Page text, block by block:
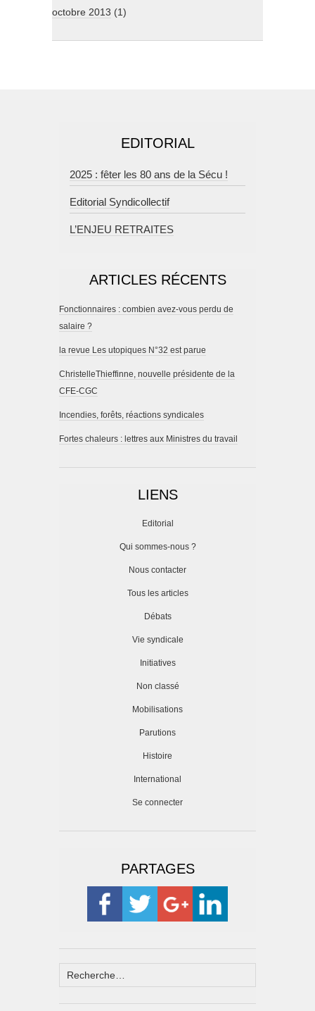
octobre 2013 (1)
EDITORIAL
2025 : fêter les 80 ans de la Sécu !
Editorial Syndicollectif
L’ENJEU RETRAITES
ARTICLES RÉCENTS
Fonctionnaires : combien avez-vous perdu de
salaire ?
la revue Les utopiques N°32 est parue
ChristelleThieffinne, nouvelle présidente de la
CFE-CGC
Incendies, forêts, réactions syndicales
Fortes chaleurs : lettres aux Ministres du travail
LIENS
Editorial
Qui sommes-nous ?
Nous contacter
Tous les articles
Débats
Vie syndicale
Initiatives
Non classé
Mobilisations
Parutions
Histoire
International
Se connecter
PARTAGES